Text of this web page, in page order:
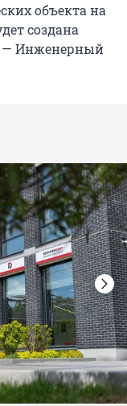
объекта на
создана
— Инженерный